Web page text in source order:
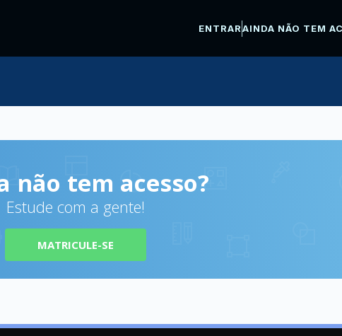
ENTRARAINDA NÃO TEM
não tem acesso?
Estude com a gente!
MATRICULE-SE